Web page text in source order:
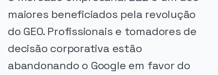
maiores beneficiados pela revolução
do GEO. Profissionais e tomadores de
decisão corporativa estão
abandonando o Google em favor do